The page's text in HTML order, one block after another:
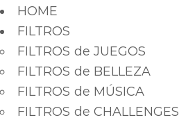
HOME
FILTROS
FILTROS de JUEGOS
FILTROS de BELLEZA
FILTROS de MÚSICA
FILTROS de CHALLENGES